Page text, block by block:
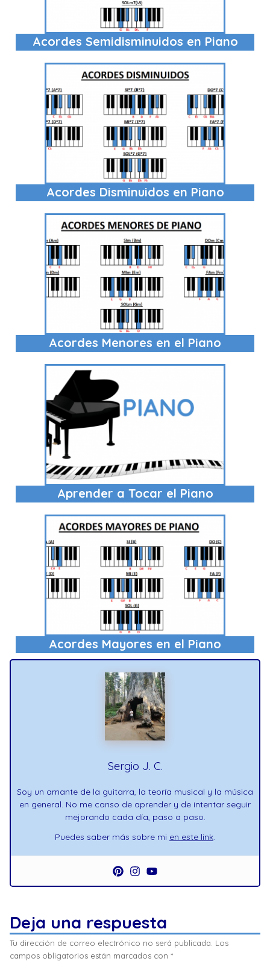
Acordes Semidisminuidos en Piano
Acordes Disminuidos en Piano
Acordes Menores en el Piano
Aprender a Tocar el Piano
Acordes Mayores en el Piano
Sergio J. C.
Soy un amante de la guitarra, la teoría musical y la música
en general. No me canso de aprender y de intentar seguir
mejorando cada día, paso a paso.
Puedes saber más sobre mi en este link.
Deja una respuesta
Tu dirección de correo electrónico no será publicada. Los
campos obligatorios están marcados con *